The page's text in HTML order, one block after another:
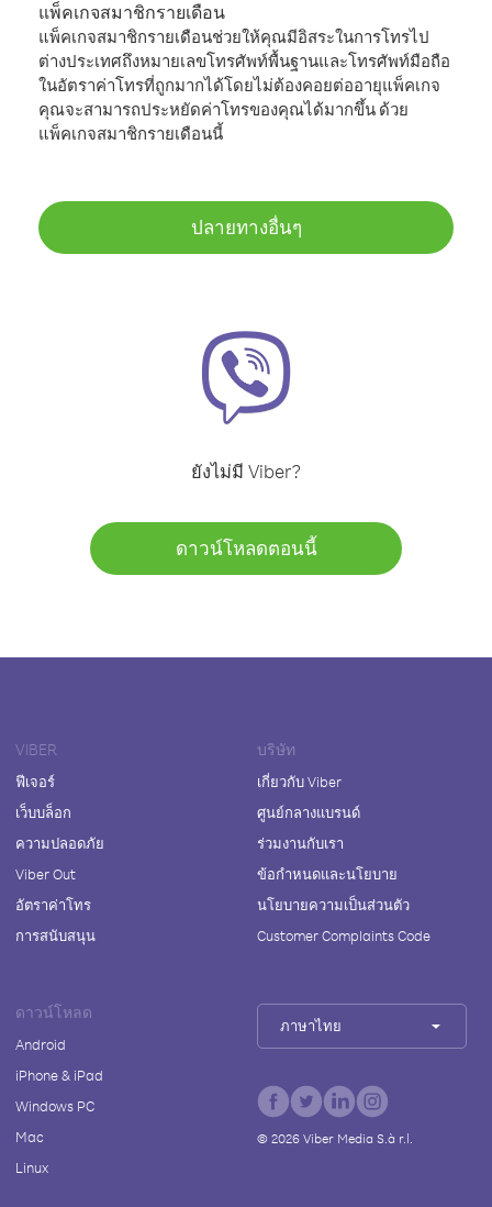
แพ็คเกจสมาชิกรายเดือน
แพ็คเกจสมาชิกรายเดือนช่วยให้คุณมีอิสระในการโทรไป
ต่างประเทศถึงหมายเลขโทรศัพท์พื้นฐานและโทรศัพท์มือถือ
ในอัตราค่าโทรที่ถูกมากได้โดยไม่ต้องคอยต่ออายุแพ็คเกจ
คุณจะสามารถประหยัดค่าโทรของคุณได้มากขึ้น ด้วย
แพ็คเกจสมาชิกรายเดือนนี้
ปลายทางอื่นๆ
ยังไม่มี Viber?
ดาวน์โหลดตอนนี้
VIBER
ฟีเจอร์
เว็บบล็อก
ความปลอดภัย
Viber Out
อัตราค่าโทร
การสนับสนุน
บริษัท
เกี่ยวกับ Viber
ศูนย์กลางแบรนด์
ร่วมงานกับเรา
ข้อกำหนดและนโยบาย
นโยบายความเป็นส่วนตัว
Customer Complaints Code
ดาวน์โหลด
Android
iPhone & iPad
Windows PC
Mac
Linux
ภาษาไทย
© 2026Viber Media S.à r.l.